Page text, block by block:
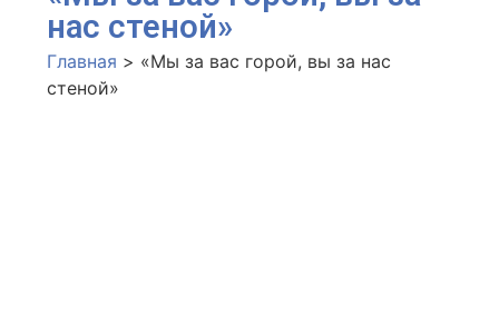
нас стеной»
Главная > «Мы за вас горой, вы за нас
стеной»